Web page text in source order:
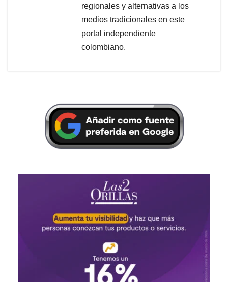
regionales y alternativas a los
medios tradicionales en este
portal independiente
colombiano.